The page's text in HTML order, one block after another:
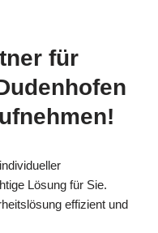
für
Lösung für Sie.
effizient und